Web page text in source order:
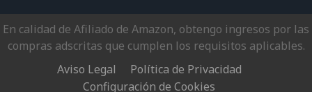
En calidad de Afiliado de Amazon, obtengo ingresos por las
compras adscritas que cumplen los requisitos aplicables.
Aviso Legal
Política de Privacidad
Configuración de Cookies